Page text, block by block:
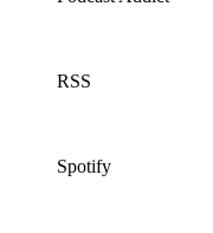
RSS
Spotify